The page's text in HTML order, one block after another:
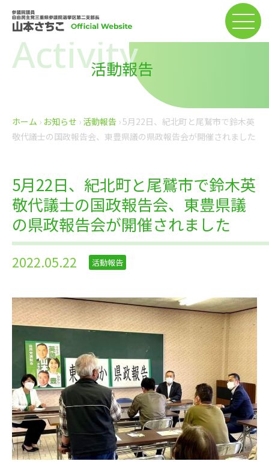
Activity
活動報告
ホーム › お知らせ › 活動報告 ›5月22日、紀北町と尾鷲市で鈴木英
敬代議士の国政報告会、東豊県議の県政報告会が開催されました
5月22日、紀北町と尾鷲市で鈴木英
敬代議士の国政報告会、東豊県議
の県政報告会が開催されました
2022.05.22 活動報告